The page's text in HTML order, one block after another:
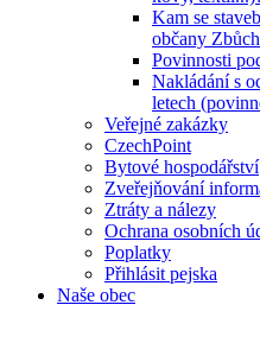
Kam se
občany
Povinnosti
Nakládání s
letech
Veřejné zakázky
CzechPoint
Bytové hospodářství
Zveřejňování
Ztráty a nálezy
Ochrana osobních
Poplatky
Přihlásit pejska
Naše obec